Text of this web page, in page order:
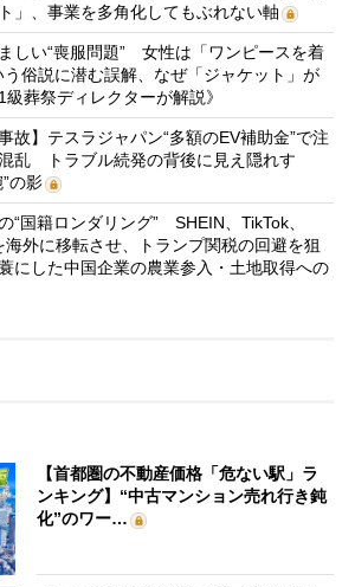
」、事業を多角化してもぶれない軸
しい“喪服問題” 女性は「ワンピースを着
俗説に潜む誤解、なぜ「ジャケット」が
葬祭ディレクターが解説》
故】テスラジャパン“多額のEV補助金”で注
乱 トラブル続発の背後に見え隠れす
の影
“国籍ロンダリング” SHEIN、TikTok、
外に移転させ、トランプ関税の回避を狙
にした中国企業の農業参入・土地取得への
【首都圏の不動産価格「危ない駅」ラ
ンキング】“中古マンション売れ行き鈍
化”のワー…